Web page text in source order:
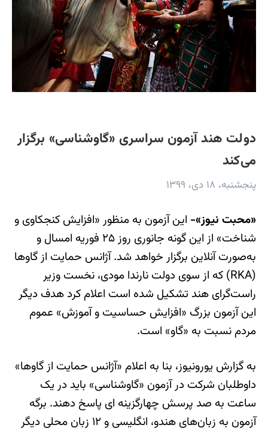
دولت هند آزمون سراسری «گاوشناسی» برگزار
می‌کند
پنجشنبه، ۱۸ دی، ۱۳۹۹
«محبت نیوز»- این آزمون به منظور «افزایش کنجکاوی و
شناخت» از این گونه جانوری روز ۲۵ فوریه امسال و
به‌صورت آنلاین برگزار خواهد شد. آژانس حمایت از گاوها
(RKA) که از سوی دولت نارندا مودی، نخست‌ وزیر
راست‌گرای هند تشکیل شده است اعلام کرد هدف دیگر
این آزمون بزرگ «افزایش حساسیت و آموزش» عموم
مردم نسبت به «گاو» است.
به گزارش یورونیوز، بنا به اعلام «آژانس حمایت از گاوها»
داوطلبان شرکت در آزمون «گاوشناسی» باید در یک
ساعت به صد پرسش چهارگزینه ای پاسخ دهند. برگه
آزمون به زبان‌های هندو، انگلیسی و ۱۲ زبان محلی دیگر